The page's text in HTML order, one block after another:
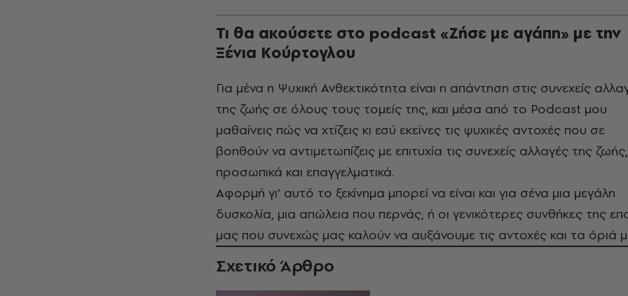
Τι θα ακούσετε στο podcast «Ζήσε με αγάπη» με την
Ξένια Κούρτογλου
Για μένα η Ψυχική Ανθεκτικότητα είναι η απάντηση στις συνεχείς
της ζωής σε όλους τους τομείς της, και μέσα από το Podcast μου
μαθαίνεις πώς να χτίζεις κι εσύ εκείνες τις ψυχικές αντοχές που σε
βοηθούν να αντιμετωπίζεις με επιτυχία τις συνεχείς αλλαγές της ζωής,
προσωπικά και επαγγελματικά.
Αφορμή γι' αυτό το ξεκίνημα μπορεί να είναι και για σένα μια μεγάλη
δυσκολία, μια απώλεια που περνάς, ή οι γενικότερες συνθήκες της
μας που συνεχώς μας καλούν να αυξάνουμε τις αντοχές και τα όριά
Σχετικό Άρθρο